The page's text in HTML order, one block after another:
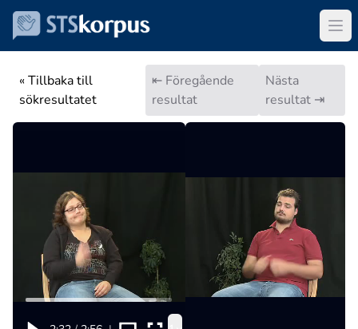
« Tillbaka till
sökresultatet
⇤ Föregående
resultat
Nästa
resultat ⇥